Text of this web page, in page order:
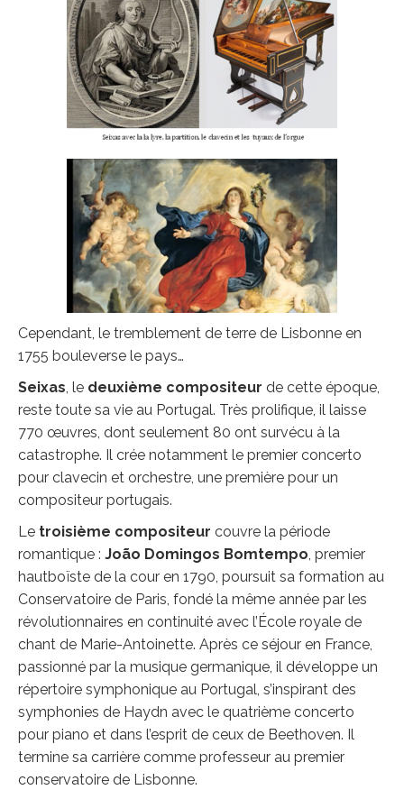
Cependant, le tremblement de terre de Lisbonne en
1755 bouleverse le pays…
Seixas, le deuxième compositeur de cette époque,
reste toute sa vie au Portugal. Très prolifique, il laisse
770 œuvres, dont seulement 80 ont survécu à la
catastrophe. Il crée notamment le premier concerto
pour clavecin et orchestre, une première pour un
compositeur portugais.
Le troisième compositeur couvre la période
romantique : João Domingos Bomtempo, premier
hautboïste de la cour en 1790, poursuit sa formation au
Conservatoire de Paris, fondé la même année par les
révolutionnaires en continuité avec l’École royale de
chant de Marie-Antoinette. Après ce séjour en France,
passionné par la musique germanique, il développe un
répertoire symphonique au Portugal, s’inspirant des
symphonies de Haydn avec le quatrième concerto
pour piano et dans l’esprit de ceux de Beethoven. Il
termine sa carrière comme professeur au premier
conservatoire de Lisbonne.